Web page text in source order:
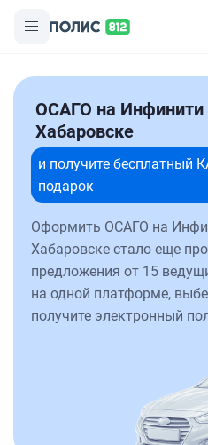
ОСАГО на Инфинити
Хабаровске
и получите бесплатный
подарок
Оформить ОСАГО на
Хабаровске стало еще
предложения от 15
на одной платформе,
получите электронный